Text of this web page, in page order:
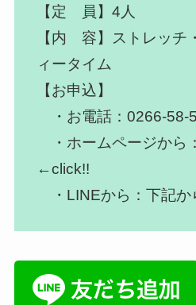
【定 員】4人
【内 容】ストレッチ
ィータイム
【お申込】
・お電話：0266-58-
・ホームページから：
←click!!
・LINEから：下記か